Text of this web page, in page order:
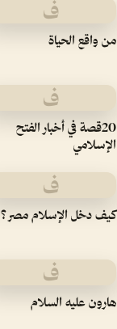
ف
من واقع الحياة
ف
20قصة في أخبار الفتح
الإسلامي
ف
كيف دخل الإسلام مصر ؟
ف
هارون عليه السلام